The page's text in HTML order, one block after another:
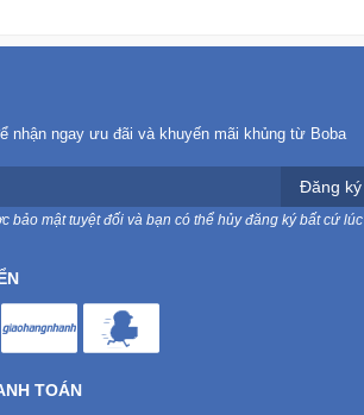
nhận ngay ưu đãi và khuyến mãi khủng từ Boba
Đăng ký
bảo mật tuyệt đối và bạn có thể hủy đăng ký bất cứ lúc
TOÁN